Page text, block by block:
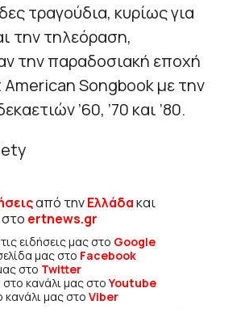
τραγούδια, κυρίως για
την τηλεόραση,
την παραδοσιακή εποχή
Songbook με την
’60, ’70 και ’80.
από τηνΕλλάδακαι
ertnews.gr
ειδήσεις μας στο Google
μας στο Facebook
στο Twitter
κανάλι μας στοYoutube
κανάλι μας στο Viber